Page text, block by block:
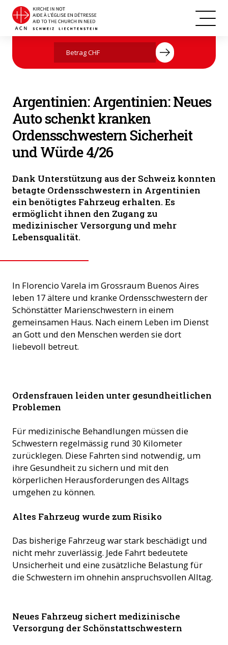
Argentinien
Jetzt mit Ihrer Spende helfen
Argentinien: Argentinien: Neues
Auto schenkt kranken
Ordensschwestern Sicherheit
und Würde 4/26
Dank Unterstützung aus der Schweiz konnten
betagte Ordensschwestern in Argentinien
ein benötigtes Fahrzeug erhalten. Es
ermöglicht ihnen den Zugang zu
medizinischer Versorgung und mehr
Lebensqualität.
In Florencio Varela im Grossraum Buenos Aires
leben 17 ältere und kranke Ordensschwestern der
Schönstätter Marienschwestern in einem
gemeinsamen Haus. Nach einem Leben im Dienst
an Gott und den Menschen werden sie dort
liebevoll betreut.
neuen Auto. (Foto: ACN)
Ordensfrauen leiden unter gesundheitlichen
Problemen
Für medizinische Behandlungen müssen die
Schwestern regelmässig rund 30 Kilometer
zurücklegen. Diese Fahrten sind notwendig, um
ihre Gesundheit zu sichern und mit den
körperlichen Herausforderungen des Alltags
umgehen zu können.
Altes Fahrzeug wurde zum Risiko
Das bisherige Fahrzeug war stark beschädigt und
nicht mehr zuverlässig. Jede Fahrt bedeutete
Unsicherheit und eine zusätzliche Belastung für
die Schwestern im ohnehin anspruchsvollen Alltag.
Neues Fahrzeug sichert medizinische
Versorgung der Schönstattschwestern